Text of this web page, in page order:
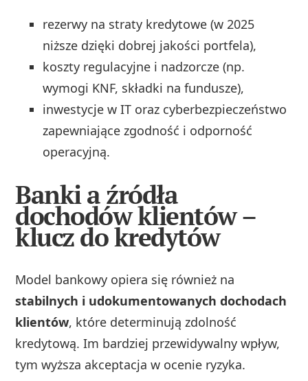
rezerwy na straty kredytowe (w 2025
niższe dzięki dobrej jakości portfela),
koszty regulacyjne i nadzorcze (np.
wymogi KNF, składki na fundusze),
inwestycje w IT oraz cyberbezpieczeństwo
zapewniające zgodność i odporność
operacyjną.
Banki a źródła
dochodów klientów –
klucz do kredytów
Model bankowy opiera się również na
stabilnych i udokumentowanych dochodach
klientów, które determinują zdolność
kredytową. Im bardziej przewidywalny wpływ,
tym wyższa akceptacja w ocenie ryzyka.